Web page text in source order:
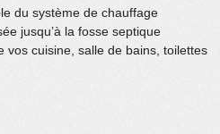
du système de chauffage
jusqu’à la fosse septique
vos cuisine, salle de bains, toilettes